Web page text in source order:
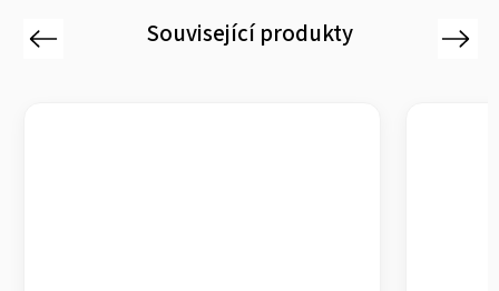
Související produkty
Previous Next